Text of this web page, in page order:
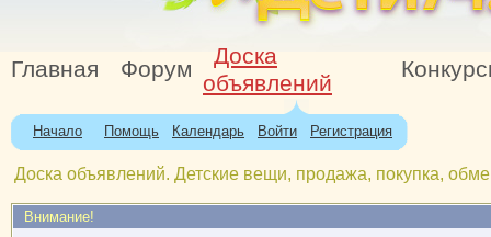
Главная Форум
Доска
объявлений
Начало Помощь Календарь Войти Регистрация
Доска объявлений. Детские вещи, продажа, покупка,
Внимание!